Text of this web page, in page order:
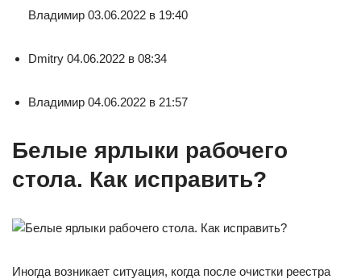
Владимир 03.06.2022 в 19:40
Dmitry 04.06.2022 в 08:34
Владимир 04.06.2022 в 21:57
Белые ярлыки рабочего
стола. Как исправить?
Иногда возникает ситуация, когда после очистки реестра